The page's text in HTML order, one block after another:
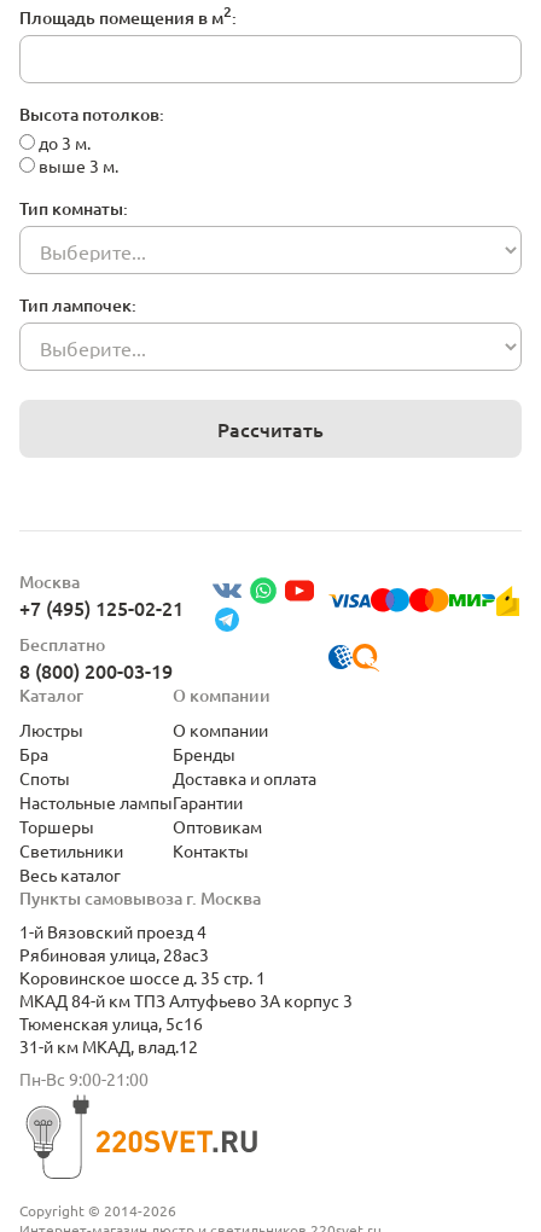
Площадь помещения в м2:
Высота потолков:
до 3 м.
выше 3 м.
Тип комнаты:
Тип лампочек:
Рассчитать
Copyright © 2014-2026
Москва
+7 (495) 125-02-21
Бесплатно
8 (800) 200-03-19
Пункты самовывоза г. Москва
1-й Вязовский проезд 4
Рябиновая улица, 28ас3
Коровинское шоссе д. 35 стр. 1
МКАД 84-й км ТПЗ Алтуфьево 3А корпус 3
Тюменская улица, 5с16
31-й км МКАД, влад.12
Пн-Вс 9:00-21:00
Каталог
Люстры
Бра
Споты
Настольные лампы
Торшеры
Светильники
Весь каталог
О компании
О компании
Бренды
Доставка и оплата
Гарантии
Оптовикам
Контакты